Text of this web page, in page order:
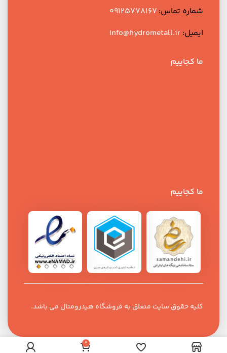
شماره تماس:
ایمیل:
ما کجاییم
ما کجاییم
کلیه حقوق سایت متعلق به فروشگاه هیدرومتال می باشد.
0